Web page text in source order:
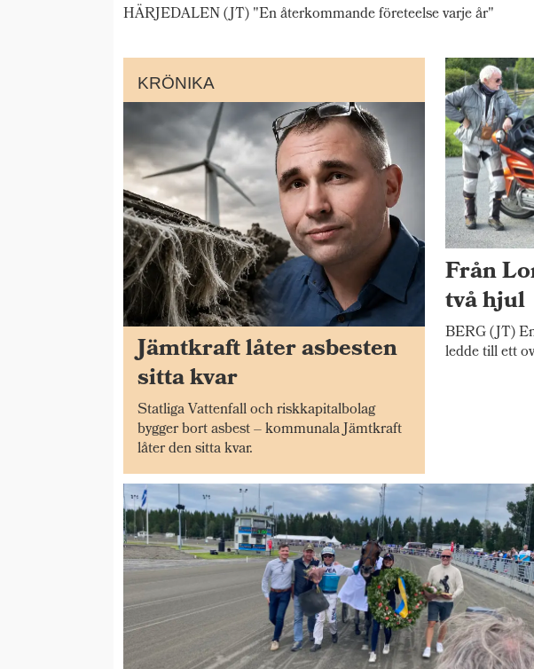
HÄRJEDALEN (JT) "En återkommande företeelse varje år"
KRÖNIKA
Jämtkraft låter asbesten
sitta kvar
Statliga Vattenfall och riskkapitalbolag
bygger bort asbest – kommunala Jämtkraft
låter den sitta kvar.
Från
två hjul
BERG (JT)
ledde till ett